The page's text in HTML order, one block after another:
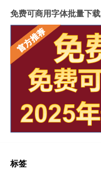
免费可商用字体批量下载
标签